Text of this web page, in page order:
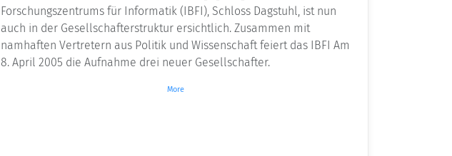
Forschungszentrums für Informatik (IBFI), Schloss Dagstuhl, ist nun
auch in der Gesellschafterstruktur ersichtlich. Zusammen mit
namhaften Vertretern aus Politik und Wissenschaft feiert das IBFI Am
8. April 2005 die Aufnahme drei neuer Gesellschafter.
More